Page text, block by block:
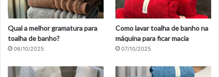
Qual a melhor gramatura para
toalha de banho?
06/10/2025
Como lavar toalha de banho na
máquina para ficar macia
07/10/2025